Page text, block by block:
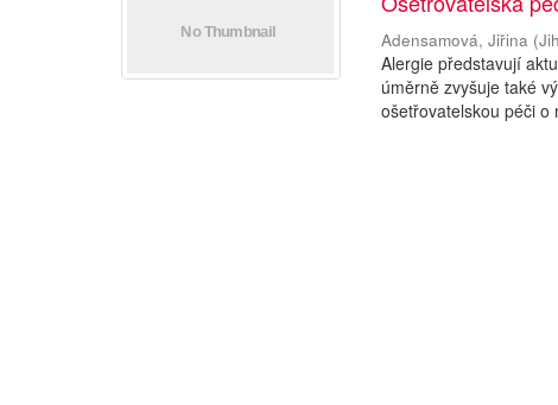
Adensamová, Jiřina (
Alergie představují
úměrně zvyšuje také
ošetřovatelskou péči o